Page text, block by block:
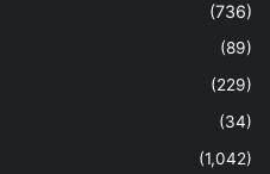
(736)
(89)
(229)
(34)
(1,042)